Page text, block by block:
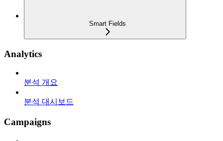
Smart Fields
Analytics
분석 개요
분석 대시보드
Campaigns